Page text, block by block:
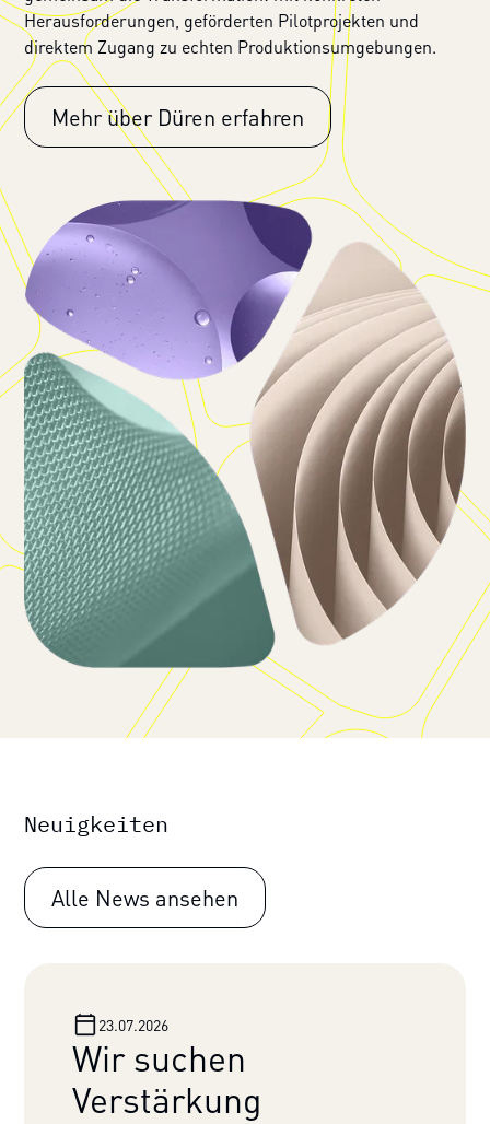
Herausforderungen, geförderten Pilotprojekten und
direktem Zugang zu echten Produktionsumgebungen.
Mehr über Düren erfahren
Neuigkeiten
Alle News ansehen
23.07.2026
Wir suchen
Verstärkung